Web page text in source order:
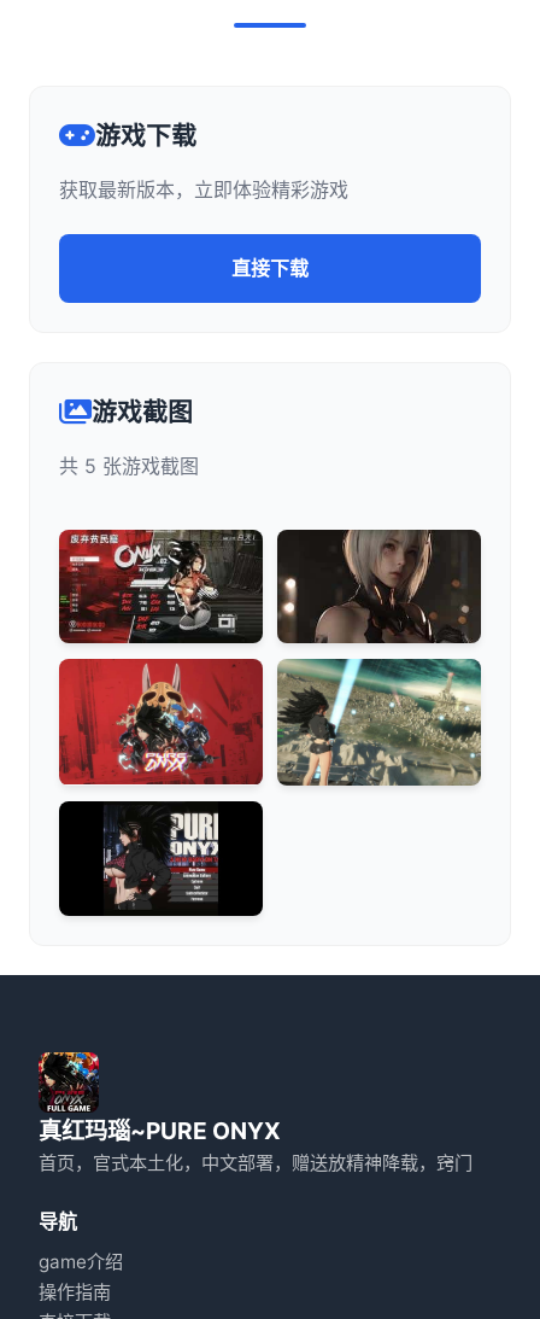
游戏下载
获取最新版本，立即体验精彩游戏
直接下载
游戏截图
共 5 张游戏截图
真红玛瑙~PURE ONYX
首页，官式本土化，中文部署，赠送放精神降载，窍门
导航
game介绍
操作指南